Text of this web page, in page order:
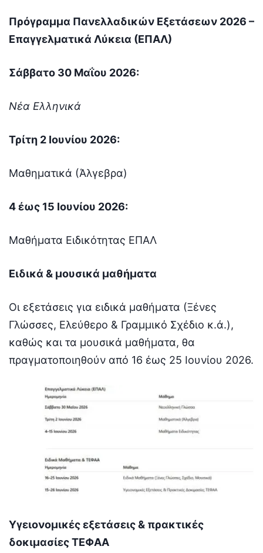
Πρόγραμμα Πανελλαδικών Εξετάσεων 2026 –
Επαγγελματικά Λύκεια (ΕΠΑΛ)
Σάββατο 30 Μαΐου 2026:
Νέα Ελληνικά
Τρίτη 2 Ιουνίου 2026:
Μαθηματικά (Άλγεβρα)
4 έως 15 Ιουνίου 2026:
Μαθήματα Ειδικότητας ΕΠΑΛ
Ειδικά & μουσικά μαθήματα
Οι εξετάσεις για ειδικά μαθήματα (Ξένες
Γλώσσες, Ελεύθερο & Γραμμικό Σχέδιο κ.ά.),
καθώς και τα μουσικά μαθήματα, θα
πραγματοποιηθούν από 16 έως 25 Ιουνίου 2026.
Υγειονομικές εξετάσεις & πρακτικές
δοκιμασίες ΤΕΦΑΑ